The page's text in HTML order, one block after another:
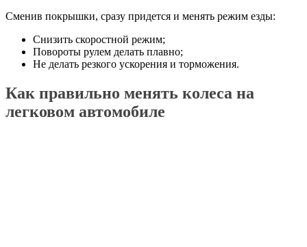
Сменив покрышки, сразу придется и менять режим езды:
Снизить скоростной режим;
Повороты рулем делать плавно;
Не делать резкого ускорения и торможения.
Как правильно менять колеса на
легковом автомобиле